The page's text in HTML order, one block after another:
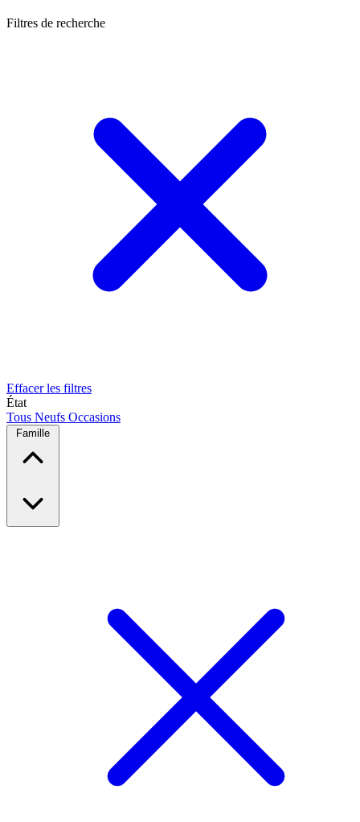
Filtres de recherche
Effacer les filtres
État
Tous Neufs Occasions
Famille